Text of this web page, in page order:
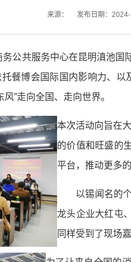
来源： 发布日期：
公共服务中心在昆明滇池
餐博会国际国内影响力、
”走向全国、走向世界。
本次活动向旨在
的价值和旺盛的
平台，推动更多
以锡闻名的
龙头企业大红屯
同样受到了现场